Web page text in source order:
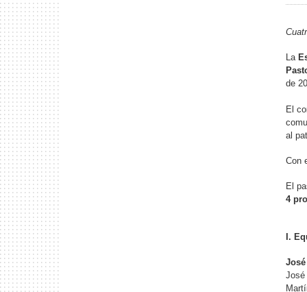
La
de
El
al
Con
El
4
I.
José